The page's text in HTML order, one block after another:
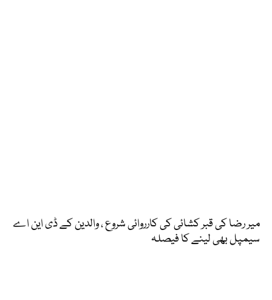
میر رضا کی قبر کشائی کی کارروائی شروع ، والدین کے ڈی این اے
سیمپل بھی لینے کا فیصلہ